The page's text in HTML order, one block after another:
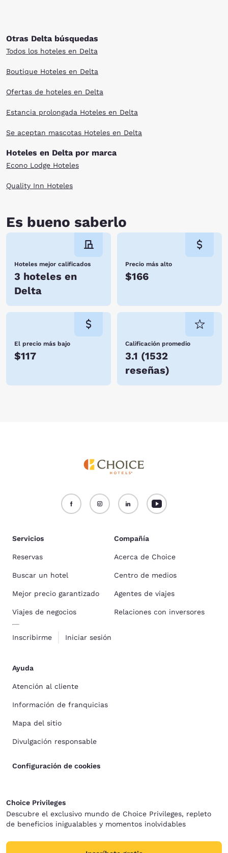
Otras Delta búsquedas
Todos los hoteles en Delta
Boutique Hoteles en Delta
Ofertas de hoteles en Delta
Estancia prolongada Hoteles en Delta
Se aceptan mascotas Hoteles en Delta
Hoteles en Delta por marca
Econo Lodge Hoteles
Quality Inn Hoteles
Es bueno saberlo
Hoteles mejor calificados
3 hoteles en
Delta
Precio más alto
$166
El precio más bajo
$117
Calificación promedio
3.1 (1532
reseñas)
Servicios
Reservas
Buscar un hotel
Mejor precio garantizado
Viajes de negocios
Inscribirme Iniciar sesión
Compañía
Acerca de Choice
Centro de medios
Agentes de viajes
Relaciones con inversores
Ayuda
Atención al cliente
Información de franquicias
Mapa del sitio
Divulgación responsable
Configuración de cookies
Choice Privileges
Descubre el exclusivo mundo de Choice Privileges, repleto
de beneficios inigualables y momentos inolvidables